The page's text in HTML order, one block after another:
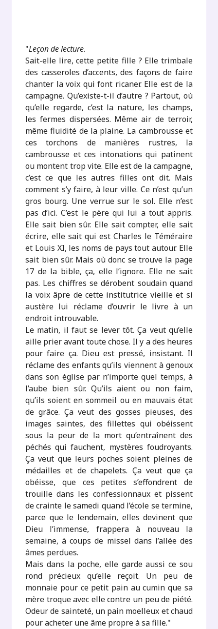
"Leçon de lecture.
Sait-elle lire, cette petite fille ? Elle trimbale
des casseroles d’accents, des façons de faire
chanter la voix qui font ricaner. Elle est de la
campagne. Qu’existe-t-il d’autre ? Partout, où
qu’elle regarde, c’est la nature, les champs,
les fermes dispersées. Même air de terroir,
même fluidité de la plaine. La cambrousse et
ces torchons de manières rustres, la
cambrousse et ces intonations qui patinent
ou montent trop vite. Elle est de la campagne,
c’est ce que les autres filles ont dit. Mais
comment s’y faire, à leur ville. Ce n’est qu’un
gros bourg. Une verrue sur le sol. Elle n’est
pas d’ici. C’est le père qui lui a tout appris.
Elle sait bien sûr. Elle sait compter, elle sait
écrire, elle sait qui est Charles le Téméraire
et Louis XI, les noms de pays tout autour. Elle
sait bien sûr. Mais où donc se trouve la page
17 de la bible, ça, elle l’ignore. Elle ne sait
pas. Les chiffres se dérobent soudain quand
la voix âpre de cette institutrice vieille et si
austère lui réclame d’ouvrir le livre à un
endroit introuvable.
Le matin, il faut se lever tôt. Ça veut qu’elle
aille prier avant toute chose. Il y a des heures
pour faire ça. Dieu est pressé, insistant. Il
réclame des enfants qu’ils viennent à genoux
dans son église par n’importe quel temps, à
l’aube bien sûr. Qu’ils aient ou non faim,
qu’ils soient en sommeil ou en mauvais état
de grâce. Ça veut des gosses pieuses, des
images saintes, des fillettes qui obéissent
sous la peur de la mort qu’entraînent des
péchés qui fauchent, mystères foudroyants.
Ça veut que leurs poches soient pleines de
médailles et de chapelets. Ça veut que ça
obéisse, que ces petites s’effondrent de
trouille dans les confessionnaux et pissent
de crainte le samedi quand l’école se termine,
parce que le lendemain, elles devinent que
Dieu l’immense, frappera à nouveau la
semaine, à coups de missel dans l’allée des
âmes perdues.
Mais dans la poche, elle garde aussi ce sou
rond précieux qu’elle reçoit. Un peu de
monnaie pour ce petit pain au cumin que sa
mère troque avec elle contre un peu de piété.
Odeur de sainteté, un pain moelleux et chaud
pour acheter une âme propre à sa fille."